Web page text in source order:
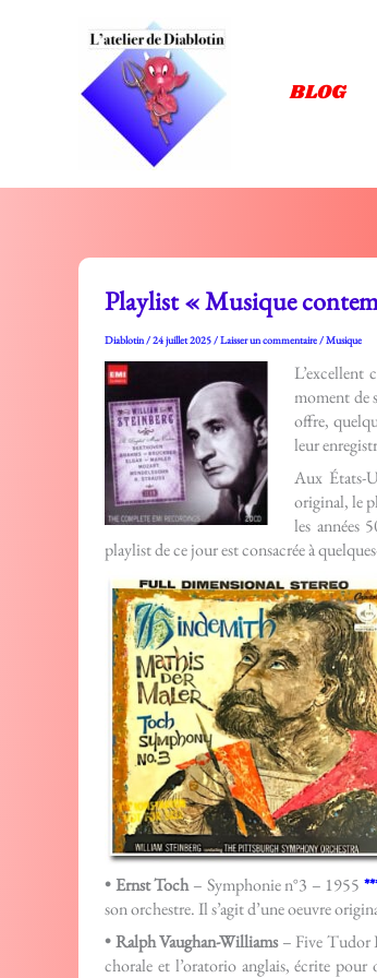
BLOG
Playlist « Musique
Diablotin/24 juillet 2025/Laisser un commentaire/Musique
L’excellent
moment de
offre,
leur
Aux États-
original, le
les années
playlist de ce jour est consacrée à
• Ernst Toch– Symphonie n°3 – 1955
son orchestre. Il s’agit d’une oeuvre
• Ralph Vaughan-Williams– Five Tudor
chorale et l’oratorio anglais, écrite pour